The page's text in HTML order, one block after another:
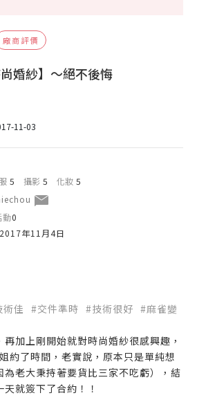
審核
廠商評價
婚紗】～絕不後悔
11-03
5 攝影 5 化妝 5
動0
2017年11月4日
佳 #交件準時 #技術很好 #麻雀變
加上剛開始就對時尚婚紗很感興趣，
約了時間，老實說，原本只是單純想
老大秉持著要貨比三家不吃虧），結
就簽下了合約！！